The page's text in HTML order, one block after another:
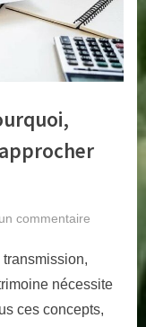
a
.
f
commentairesur
nécessite
ces concepts,